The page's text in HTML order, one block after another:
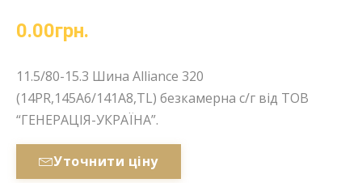
0.00грн.
11.5/80-15.3 Шина Alliance 320
(14PR,145A6/141A8,TL) безкамерна с/г від ТОВ
“ГЕНЕРАЦІЯ-УКРАЇНА”.
Уточнити ціну